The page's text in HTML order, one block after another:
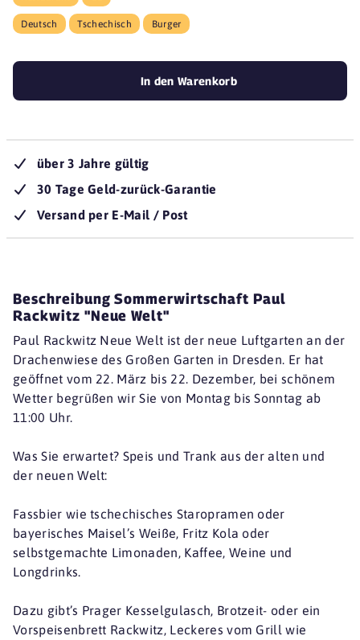
Deutsch Tschechisch Burger
In den Warenkorb
über 3 Jahre gültig
30 Tage Geld-zurück-Garantie
Versand per E-Mail / Post
Beschreibung Sommerwirtschaft Paul
Rackwitz "Neue Welt"
Paul Rackwitz Neue Welt ist der neue Luftgarten an der
Drachenwiese des Großen Garten in Dresden. Er hat
geöffnet vom 22. März bis 22. Dezember, bei schönem
Wetter begrüßen wir Sie von Montag bis Sonntag ab
11:00 Uhr.
Was Sie erwartet? Speis und Trank aus der alten und
der neuen Welt:
Fassbier wie tschechisches Staropramen oder
bayerisches Maisel’s Weiße, Fritz Kola oder
selbstgemachte Limonaden, Kaffee, Weine und
Longdrinks.
Dazu gibt’s Prager Kesselgulasch, Brotzeit- oder ein
Vorspeisenbrett Rackwitz, Leckeres vom Grill wie